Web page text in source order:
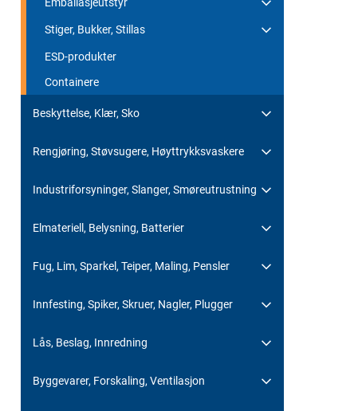
Stiger, Bukker, Stillas
ESD-produkter
Containere
Beskyttelse, Klær, Sko
Rengjøring, Støvsugere, Høyttrykksvaskere
Industriforsyninger, Slanger, Smøreutrustning
Elmateriell, Belysning, Batterier
Fug, Lim, Sparkel, Teiper, Maling, Pensler
Innfesting, Spiker, Skruer, Nagler, Plugger
Lås, Beslag, Innredning
Byggevarer, Forskaling, Ventilasjon